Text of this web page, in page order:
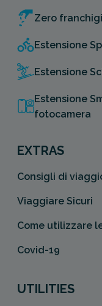
Zero
Estensione
Estensione
Estensione
fotocamera
EXTRAS
Consigli di
Viaggiare Sicuri
Come utilizzare
Covid-19
UTILITIES